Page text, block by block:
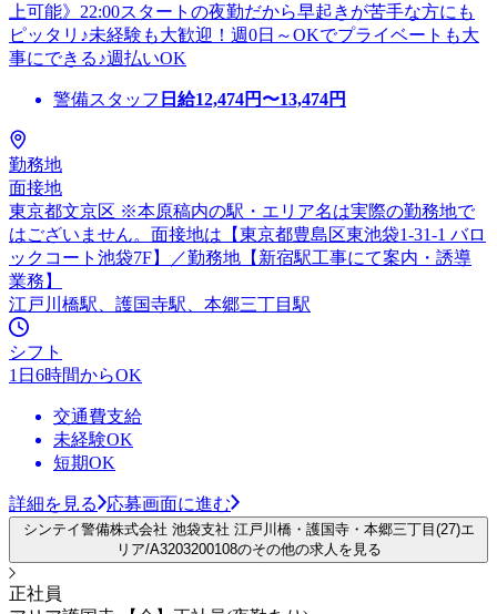
上可能》22:00スタートの夜勤だから早起きが苦手な方にも
ピッタリ♪未経験も大歓迎！週0日～OKでプライベートも大
事にできる♪週払いOK
警備スタッフ 日給12,474円〜13,474円
勤務地
面接地
東京都文京区 ※本原稿内の駅・エリア名は実際の勤務地で
はございません。面接地は【東京都豊島区東池袋1-31-1 バロ
ックコート池袋7F】／勤務地【新宿駅工事にて案内・誘導
業務】
江戸川橋駅、護国寺駅、本郷三丁目駅
シフト
1日6時間からOK
交通費支給
未経験OK
短期OK
詳細を見る 応募画面に進む
シンテイ警備株式会社 池袋支社 江戸川橋・護国寺・本郷三丁目(27)エ
リア/A3203200108のその他の求人を見る
正社員